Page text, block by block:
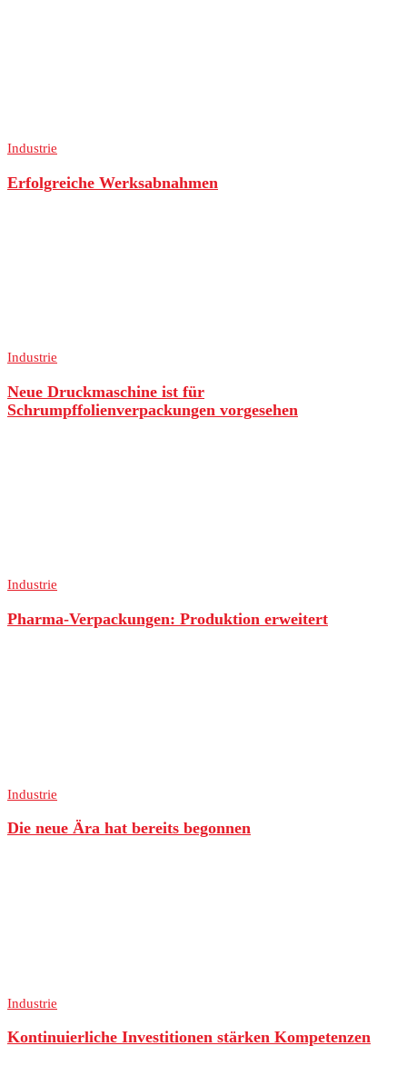
Industrie
Erfolgreiche Werksabnahmen
Industrie
Neue Druckmaschine ist für
Schrumpffolienverpackungen vorgesehen
Industrie
Pharma-Verpackungen: Produktion erweitert
Industrie
Die neue Ära hat bereits begonnen
Industrie
Kontinuierliche Investitionen stärken Kompetenzen